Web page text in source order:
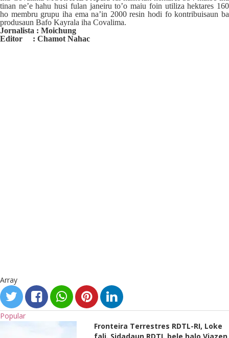
tinan ne’e hahu husi fulan janeiru to’o maiu foin utiliza hektares 160
ho membru grupu iha ema na’in 2000 resin hodi fo kontribuisaun ba
produsaun Bafo Kayrala iha Covalima.
Jornalista : Moichung
Editor : Chamot Nahac
Array
Popular
Fronteira Terrestres RDTL-RI, Loke